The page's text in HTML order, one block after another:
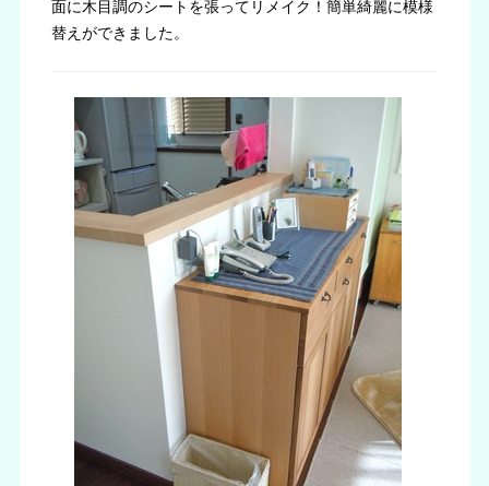
面に木目調のシートを張ってリメイク！簡単綺麗に模様
替えができました。